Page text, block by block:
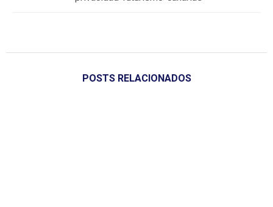
POSTS RELACIONADOS